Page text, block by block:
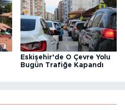
Eskişehir’de O Çevre Yolu
Bugün Trafiğe Kapandı